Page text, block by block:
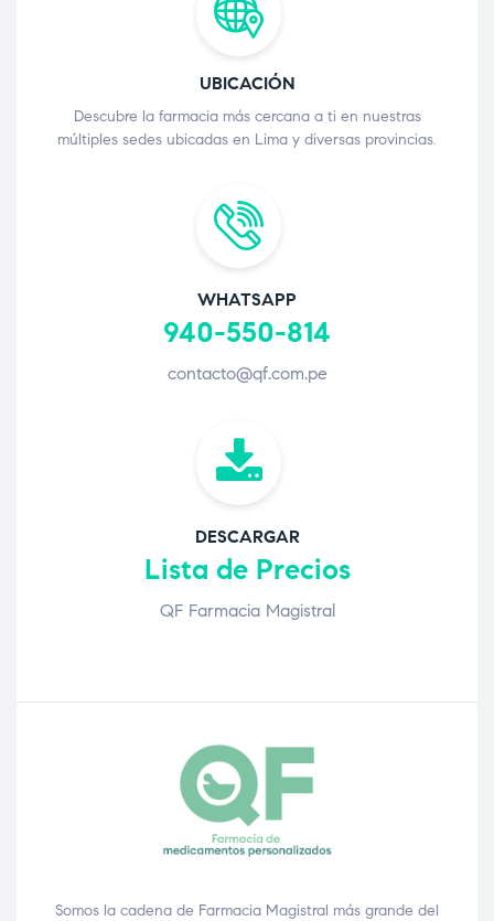
UBICACIÓN
Descubre la farmacia más cercana a ti en nuestras
múltiples sedes ubicadas en Lima y diversas provincias.
WHATSAPP
940-550-814
contacto@qf.com.pe
DESCARGAR
Lista de Precios
QF Farmacia Magistral
Somos la cadena de Farmacia Magistral más grande del